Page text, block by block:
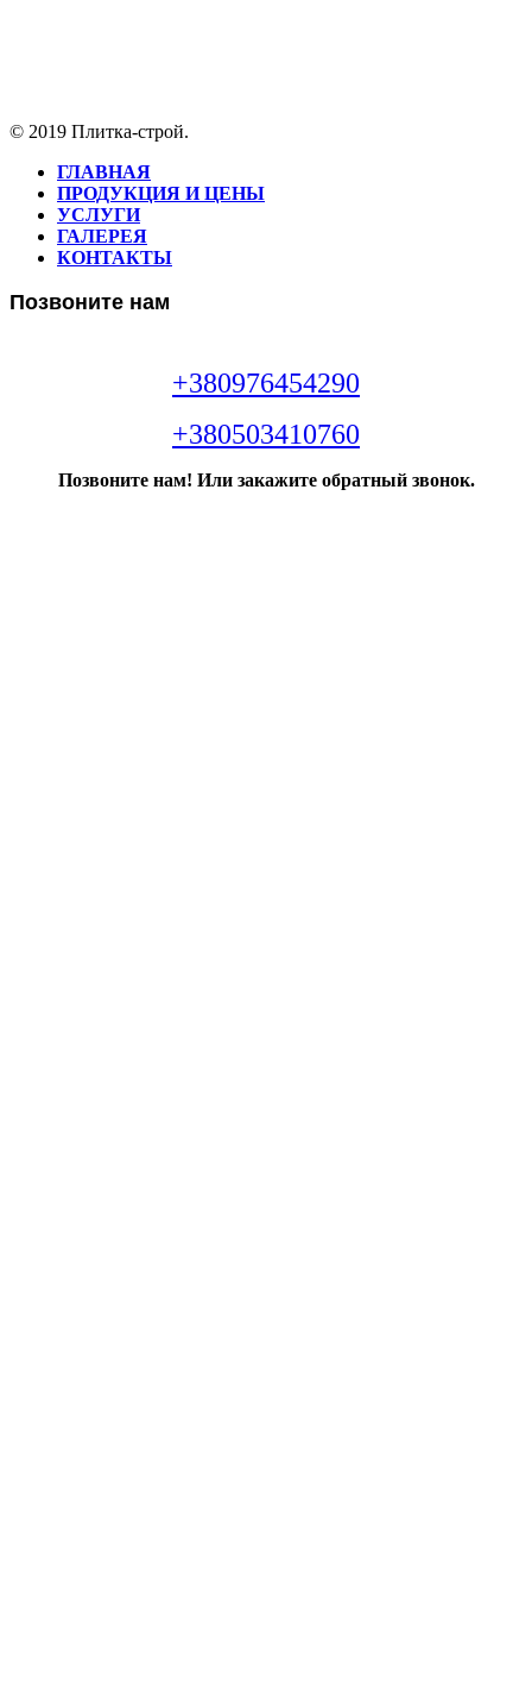
© 2019 Плитка-строй.
ГЛАВНАЯ
ПРОДУКЦИЯ И ЦЕНЫ
УСЛУГИ
ГАЛЕРЕЯ
КОНТАКТЫ
Позвоните нам
+380976454290
+380503410760
Позвоните нам! Или закажите обратный звонок.